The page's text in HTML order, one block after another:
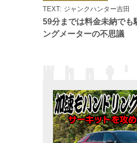
59分までは料金未納で
ングメーターの不思議
TEXT: ジャンクハンター吉田
ゴ
リ
ー